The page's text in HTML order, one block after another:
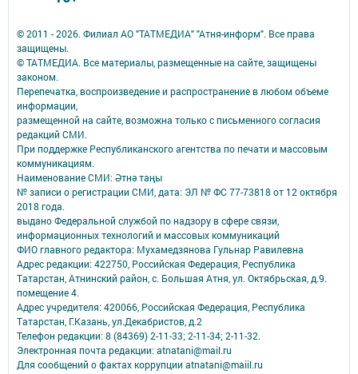
© 2011 - 2026. Филиал АО "ТАТМЕДИА" "Атня-информ". Все права
защищены.
© ТАТМЕДИА. Все материалы, размещенные на сайте, защищены
законом.
Перепечатка, воспроизведение и распространение в любом объеме
информации,
размещенной на сайте, возможна только с письменного согласия
редакций СМИ.
При поддержке Республиканского агентства по печати и массовым
коммуникациям.
Наименование СМИ: Әтнә таңы
№ записи о регистрации СМИ, дата: ЭЛ № ФС 77-73818 от 12 октября
2018 года.
выдано Федеральной службой по надзору в сфере связи,
информационных технологий и массовых коммуникаций
ФИО главного редактора: Мухамедзянова Гульнар Равилевна
Адрес редакции: 422750, Российская Федерация, Республика
Татарстан, Атнинский район, с. Большая Атня, ул. Октябрьская, д.9.
помещение 4.
Адрес учредителя: 420066, Российская Федерация, Республика
Татарстан, Г.Казань, ул.Декабристов, д.2
Телефон редакции: 8 (84369) 2-11-33; 2-11-34; 2-11-32.
Электронная почта редакции: atnatani@mail.ru
Для сообщений о фактах коррупции atnatani@maiil.ru